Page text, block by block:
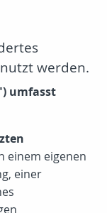
werden.
umfasst
einem eigenen
einer